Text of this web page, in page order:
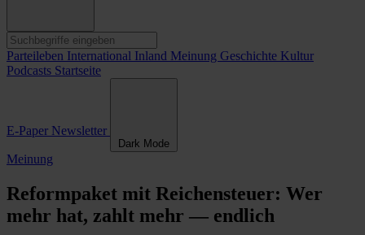
Parteileben International Inland Meinung Geschichte Kultur
Podcasts Startseite
E-Paper Newsletter
Dark Mode
Meinung
Reformpaket mit Reichensteuer: Wer
mehr hat, zahlt mehr — endlich